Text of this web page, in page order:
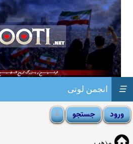
انجمن لوتی ☰